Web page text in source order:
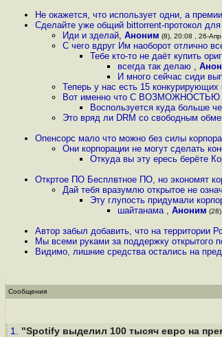
Не окажется, что использует одни, а
Сделайте уже общий bittorrent-протокол
Иди и зделай, Аноним (8), 20:08 , 26-
С чего вдруг Им наоборот отлично
Тебе кто-то не даёт купить
всегда так делаю ,
И много сейчас сиди
Теперь у нас есть 15
Вот именно что С ВОЗМОЖНОСТЬЮ
Воспользуется куда больше
Это вряд ли DRM со свободным
Опенсорс мало что можно без силы
Они корпорации не могут сделать
Откуда вы эту ересь берёте
Откртое ПО Бесплвтное ПО, но экономят
Дай тебя вразумлю открытое не
Эту глупость придумали
шайтанама , Аноним
Автор забыл добавить, что на территории
Мы всеми руками за поддержку открытого
Видимо, лишние средства остались на
Сообщения
1. "Spotify выделил 100 тысяч евро на